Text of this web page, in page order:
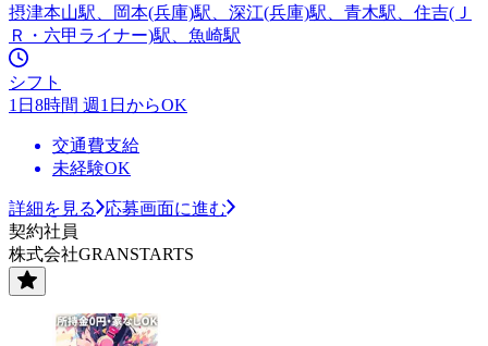
摂津本山駅、岡本(兵庫)駅、深江(兵庫)駅、青木駅、住吉(Ｊ
Ｒ・六甲ライナー)駅、魚崎駅
シフト
1日8時間 週1日からOK
交通費支給
未経験OK
詳細を見る
応募画面に進む
契約社員
株式会社GRANSTARTS